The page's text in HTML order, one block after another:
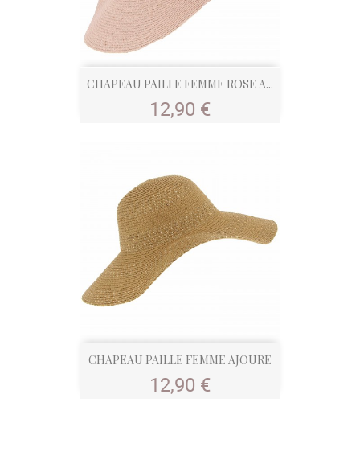
CHAPEAU PAILLE FEMME ROSE A...
Prix
12,90 €
CHAPEAU PAILLE FEMME AJOURE
Prix
12,90 €